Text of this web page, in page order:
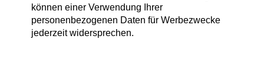
können einer Verwendung Ihrer
personenbezogenen Daten für Werbezwecke
jederzeit widersprechen.